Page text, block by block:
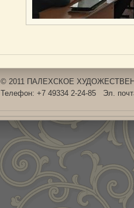
© 2011 ПАЛЕХСКОЕ
Телефон: +7 49334 2-24-85 Эл.